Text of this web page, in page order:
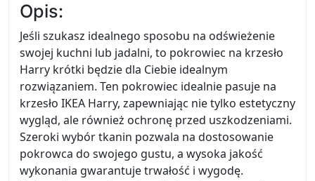
Opis:
Jeśli szukasz idealnego sposobu na odświeżenie
swojej kuchni lub jadalni, to pokrowiec na krzesło
Harry krótki będzie dla Ciebie idealnym
rozwiązaniem. Ten pokrowiec idealnie pasuje na
krzesło IKEA Harry, zapewniając nie tylko estetyczny
wygląd, ale również ochronę przed uszkodzeniami.
Szeroki wybór tkanin pozwala na dostosowanie
pokrowca do swojego gustu, a wysoka jakość
wykonania gwarantuje trwałość i wygodę.